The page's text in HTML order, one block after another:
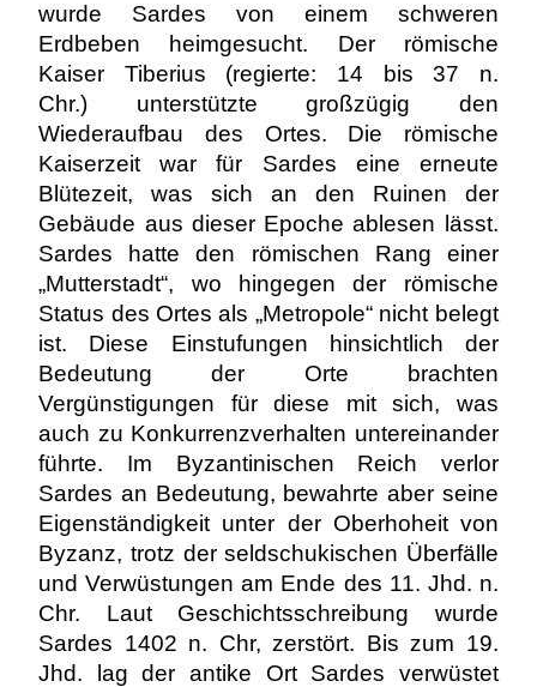
wurde Sardes von einem schweren
Erdbeben heimgesucht. Der römische
Kaiser Tiberius (regierte: 14 bis 37 n.
Chr.) unterstützte großzügig den
Wiederaufbau des Ortes. Die römische
Kaiserzeit war für Sardes eine erneute
Blütezeit, was sich an den Ruinen der
Gebäude aus dieser Epoche ablesen lässt.
Sardes hatte den römischen Rang einer
„Mutterstadt“, wo hingegen der römische
Status des Ortes als „Metropole“ nicht belegt
ist. Diese Einstufungen hinsichtlich der
Bedeutung der Orte brachten
Vergünstigungen für diese mit sich, was
auch zu Konkurrenzverhalten untereinander
führte. Im Byzantinischen Reich verlor
Sardes an Bedeutung, bewahrte aber seine
Eigenständigkeit unter der Oberhoheit von
Byzanz, trotz der seldschukischen Überfälle
und Verwüstungen am Ende des 11. Jhd. n.
Chr. Laut Geschichtsschreibung wurde
Sardes 1402 n. Chr, zerstört. Bis zum 19.
Jhd. lag der antike Ort Sardes verwüstet